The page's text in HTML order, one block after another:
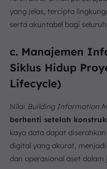
yang jelas, tercipta
serta akuntabel bagi
c. Manajemen
Siklus Hidup
Lifecycle)
Nilai Building Information
berhenti setelah
kaya data dapat
digital yang akurat,
dan operasional aset dalam